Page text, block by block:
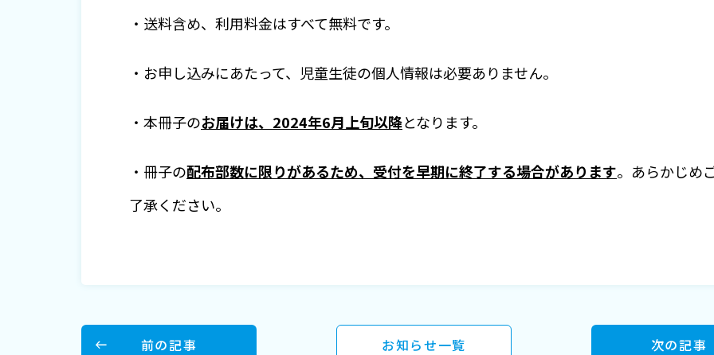
・送料含め、利用料金はすべて無料です。
・お申し込みにあたって、児童生徒の個人情報は必要ありません。
・本冊子のお届けは、2024年6月上旬以降となります。
・冊子の配布部数に限りがあるため、受付を早期に終了する場合があります。あらかじめ
了承ください。
前の記事 お知らせ一覧 次の記事